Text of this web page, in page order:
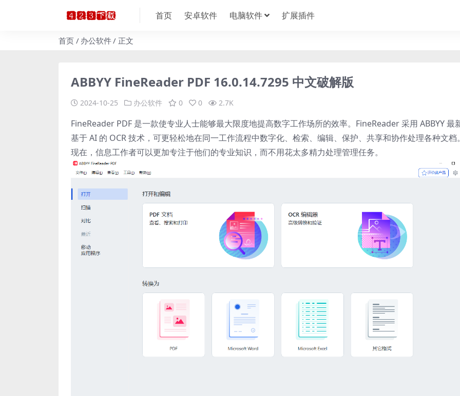
首页 安卓软件 电脑软件 扩展插件
首页 办公软件 正文
ABBYY FineReader PDF 16.0.14.7295 中文破解版
2024-10-25 办公软件 0 0 2.7K
FineReader PDF 是一款使专业人士能够最大限度地提高数字工作场所的效率。FineReader 采用 ABBYY 最
基于 AI 的 OCR 技术，可更轻松地在同一工作流程中数字化、检索、编辑、保护、共享和协作处理各种文档。
现在，信息工作者可以更加专注于他们的专业知识，而不用花太多精力处理管理任务。